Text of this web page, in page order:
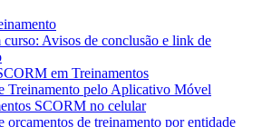
Avisos de conclusão e link de
em Treinamentos
Treinamento pelo Aplicativo Móvel
SCORM no celular
orçamentos de treinamento por entidade